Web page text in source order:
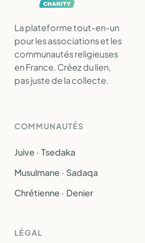
La plateforme tout-en-un
pour les associations et les
communautés religieuses
en France. Créez du lien,
pas juste de la collecte.
COMMUNAUTÉS
Juive · Tsedaka
Musulmane · Sadaqa
Chrétienne · Denier
LÉGAL